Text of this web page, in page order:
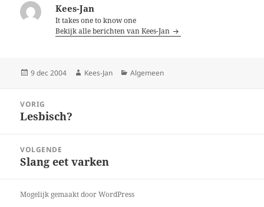
Kees-Jan
It takes one to know one
Bekijk alle berichten van Kees-Jan
Geplaatst
9 dec 2004 Auteur
Kees-Jan Categorieën
Algemeen
navigatie
VORIG
Vorig
Lesbisch?
VOLGENDE
Volgend
Slang eet varken
Mogelijk gemaakt door WordPress